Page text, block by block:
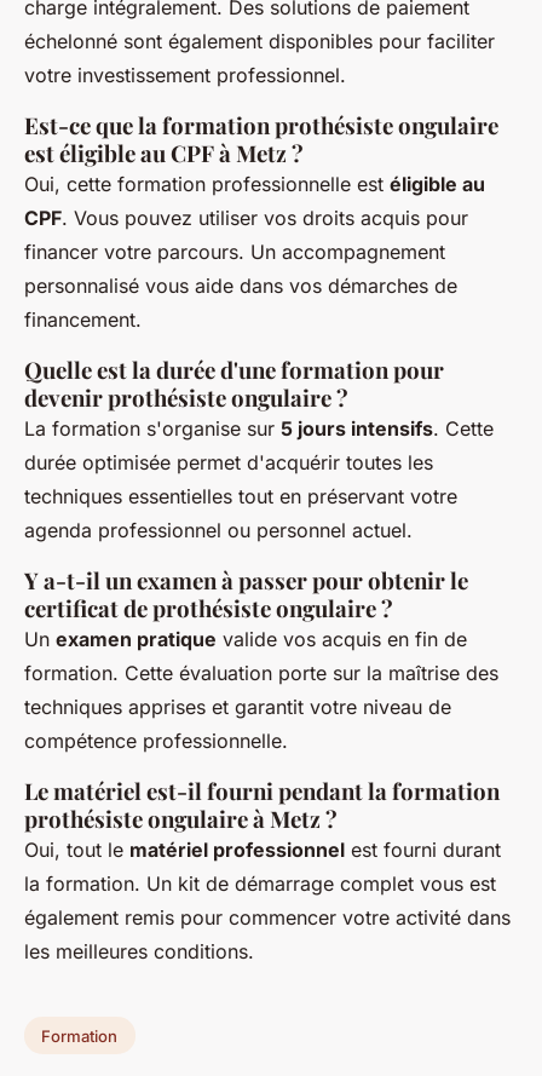
charge intégralement. Des solutions de paiement
échelonné sont également disponibles pour faciliter
votre investissement professionnel.
Est-ce que la formation prothésiste ongulaire
est éligible au CPF à Metz ?
Oui, cette formation professionnelle est éligible au
CPF. Vous pouvez utiliser vos droits acquis pour
financer votre parcours. Un accompagnement
personnalisé vous aide dans vos démarches de
financement.
Quelle est la durée d'une formation pour
devenir prothésiste ongulaire ?
La formation s'organise sur 5 jours intensifs. Cette
durée optimisée permet d'acquérir toutes les
techniques essentielles tout en préservant votre
agenda professionnel ou personnel actuel.
Y a-t-il un examen à passer pour obtenir le
certificat de prothésiste ongulaire ?
Un examen pratique valide vos acquis en fin de
formation. Cette évaluation porte sur la maîtrise des
techniques apprises et garantit votre niveau de
compétence professionnelle.
Le matériel est-il fourni pendant la formation
prothésiste ongulaire à Metz ?
Oui, tout le matériel professionnel est fourni durant
la formation. Un kit de démarrage complet vous est
également remis pour commencer votre activité dans
les meilleures conditions.
Formation